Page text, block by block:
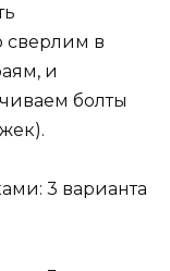
сверлим в
и
болты